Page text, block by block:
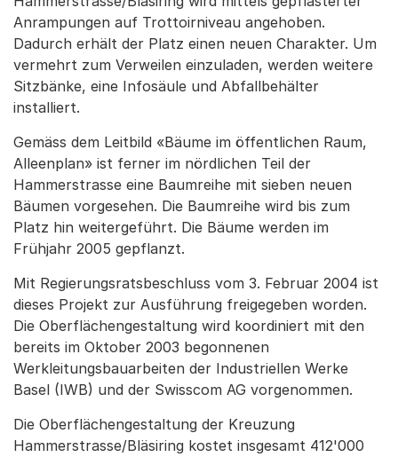
Anrampungen auf Trottoirniveau angehoben.
Dadurch erhält der Platz einen neuen Charakter. Um
vermehrt zum Verweilen einzuladen, werden weitere
Sitzbänke, eine Infosäule und Abfallbehälter
installiert.
Gemäss dem Leitbild «Bäume im öffentlichen Raum,
Alleenplan» ist ferner im nördlichen Teil der
Hammerstrasse eine Baumreihe mit sieben neuen
Bäumen vorgesehen. Die Baumreihe wird bis zum
Platz hin weitergeführt. Die Bäume werden im
Frühjahr 2005 gepflanzt.
Mit Regierungsratsbeschluss vom 3. Februar 2004 ist
dieses Projekt zur Ausführung freigegeben worden.
Die Oberflächengestaltung wird koordiniert mit den
bereits im Oktober 2003 begonnenen
Werkleitungsbauarbeiten der Industriellen Werke
Basel (IWB) und der Swisscom AG vorgenommen.
Die Oberflächengestaltung der Kreuzung
Hammerstrasse/Bläsiring kostet insgesamt 412'000